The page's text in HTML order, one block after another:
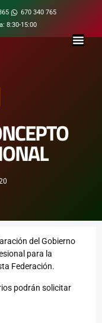
670 340 765
8:30-15:00
del Gobierno
para la
Federación.
podrán solicitar